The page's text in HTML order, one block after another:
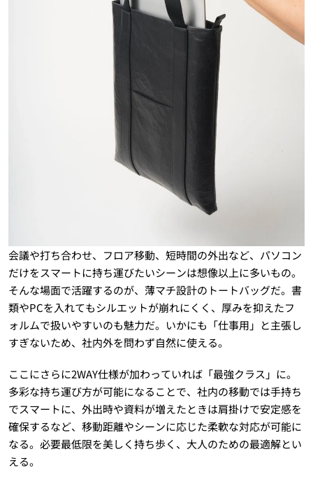
会議や打ち合わせ、フロア移動、短時間の外出など、パソコン
だけをスマートに持ち運びたいシーンは想像以上に多いもの。
そんな場面で活躍するのが、薄マチ設計のトートバッグだ。書
類やPCを入れてもシルエットが崩れにくく、厚みを抑えたフ
ォルムで扱いやすいのも魅力だ。いかにも「仕事用」と主張し
すぎないため、社内外を問わず自然に使える。
ここにさらに2WAY仕様が加わっていれば「最強クラス」に。
多彩な持ち運び方が可能になることで、社内の移動では手持ち
でスマートに、外出時や資料が増えたときは肩掛けで安定感を
確保するなど、移動距離やシーンに応じた柔軟な対応が可能に
なる。必要最低限を美しく持ち歩く、大人のための最適解とい
える。